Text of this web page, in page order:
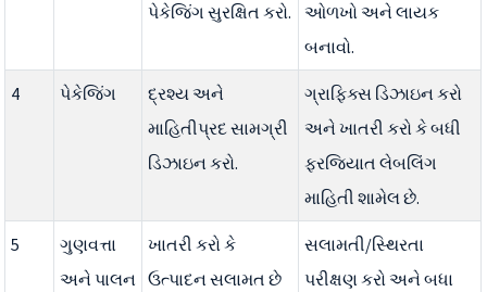
પેકેજિંગ સુરક્ષિત કરો.
ઓળખો અને લાયક
બનાવો.
4 પેકેજિંગ
દ્રશ્ય અને
માહિતીપ્રદ સામગ્રી
ડિઝાઇન કરો.
ગ્રાફિક્સ ડિઝાઇન કરો
અને ખાતરી કરો કે બધી
ફરજિયાત લેબલિંગ
માહિતી શામેલ છે.
5
ગુણવત્તા
અને પાલન
ખાતરી કરો કે
ઉત્પાદન સલામત છે
સલામતી/સ્થિરતા
પરીક્ષણ કરો અને બધા